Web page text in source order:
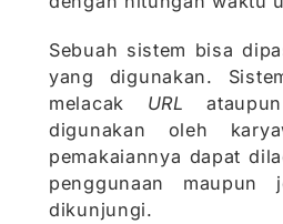
Sebuah sistem bisa
yang digunakan.
melacak URL
digunakan oleh
pemakaiannya dapat
penggunaan
dikunjungi.